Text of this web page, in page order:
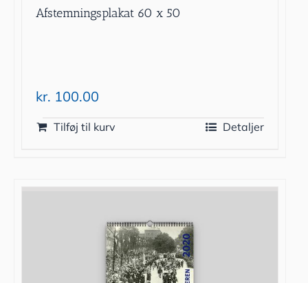
Afstemningsplakat 60 x 50
kr. 100.00
Tilføj til kurv Detaljer